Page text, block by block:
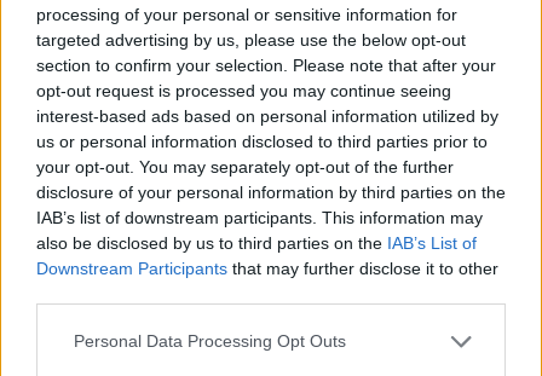
processing of your personal or sensitive information for
targeted advertising by us, please use the below opt-out
section to confirm your selection. Please note that after your
opt-out request is processed you may continue seeing
interest-based ads based on personal information utilized by
us or personal information disclosed to third parties prior to
your opt-out. You may separately opt-out of the further
disclosure of your personal information by third parties on the
IAB’s list of downstream participants. This information may
also be disclosed by us to third parties on the IAB’s List of
Downstream Participants that may further disclose it to other
Personal Data Processing Opt Outs
Döntöttek a Budapest–Belgrád vasútvonalról:
már tesztelik a rendszert, pár napig még a
menetrendbe is bele lehet szólni